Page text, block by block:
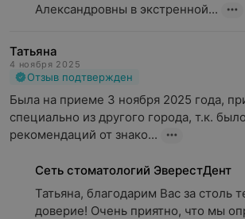
Александровны в экстренной...
Татьяна
4 ноября 2025
Отзыв подтвержден
Была на приеме 3 ноября 2025 года,
специально из другого города, т.к.
рекомендаций от знако...
Сеть стоматологий ЭверестДент
Татьяна, благодарим Вас за столь
доверие! Очень приятно, что мы